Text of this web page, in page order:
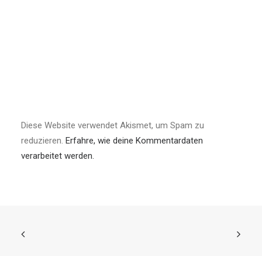
Diese Website verwendet Akismet, um Spam zu
reduzieren. Erfahre, wie deine Kommentardaten
verarbeitet werden.